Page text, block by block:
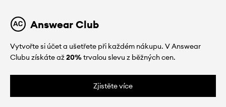
Answear Club
Vytvořte si účet a ušetřete při každém nákupu. V Answear
Clubu získáte až20%trvalou slevu z běžných cen.
Zjistěte více